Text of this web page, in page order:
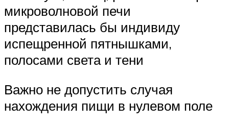
микроволновой печи
представилась бы индивиду
испещренной пятнышками,
полосами света и тени
Важно не допустить случая
нахождения пищи в нулевом поле